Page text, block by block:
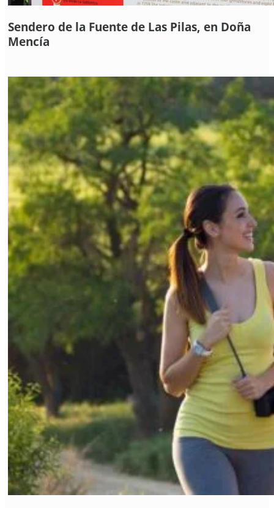
Sendero de la Fuente de Las Pilas, en Doña
Mencía